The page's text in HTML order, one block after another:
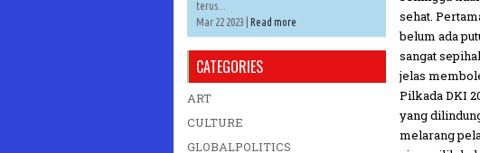
sehat.
belum ada
sangat
jelas
Pilkada DKI
yang
melarang
terus...
Mar 22 2023 | Read more
CATEGORIES
ART
CULTURE
GLOBALPOLITICS